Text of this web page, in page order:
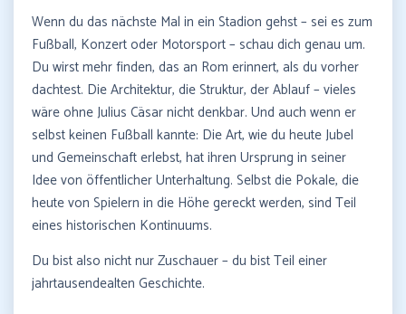
Wenn du das nächste Mal in ein Stadion gehst – sei es zum
Fußball, Konzert oder Motorsport – schau dich genau um.
Du wirst mehr finden, das an Rom erinnert, als du vorher
dachtest. Die Architektur, die Struktur, der Ablauf – vieles
wäre ohne Julius Cäsar nicht denkbar. Und auch wenn er
selbst keinen Fußball kannte: Die Art, wie du heute Jubel
und Gemeinschaft erlebst, hat ihren Ursprung in seiner
Idee von öffentlicher Unterhaltung. Selbst die Pokale, die
heute von Spielern in die Höhe gereckt werden, sind Teil
eines historischen Kontinuums.
Du bist also nicht nur Zuschauer – du bist Teil einer
jahrtausendealten Geschichte.